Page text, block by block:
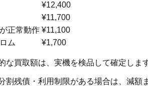
¥12,400
¥11,700
正常動作 ¥11,100
ム ¥1,700
買取額は、実機を検品して確定します
残債・利用制限がある場合は、減額